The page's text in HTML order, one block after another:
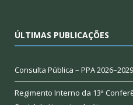
ÚLTIMAS PUBLICAÇÕES
Consulta Pública – PPA
Regimento Interno da 13ª